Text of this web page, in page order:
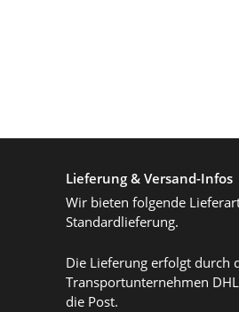
Lieferung & Versand-Infos
Wir bieten folgende
Standardlieferung.
Die Lieferung erfolgt durch
Transportunternehmen
die Post.